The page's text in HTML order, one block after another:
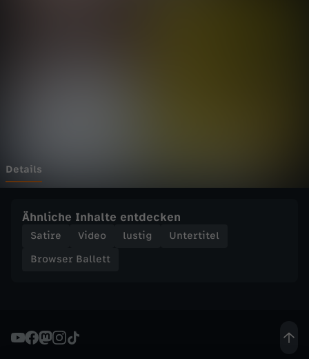
t
-
n
Details
Ähnliche Inhalte entdecken
Satire Video lustig
Untertitel
Browser Ballett